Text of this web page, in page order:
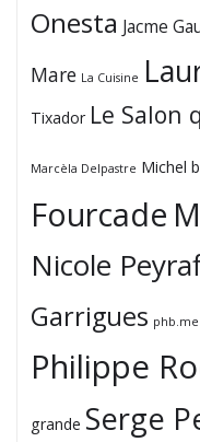
Onesta Jacme
Mare La Cuisine
Tixador Le Salon
Marcèla Delpastre Michel
Fourcade
Nicole
Garrigues phb.me
Philippe
grande Serge